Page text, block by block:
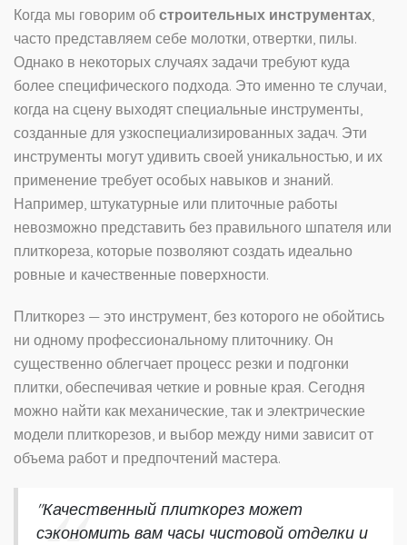
Когда мы говорим об строительных инструментах,
часто представляем себе молотки, отвертки, пилы.
Однако в некоторых случаях задачи требуют куда
более специфического подхода. Это именно те случаи,
когда на сцену выходят специальные инструменты,
созданные для узкоспециализированных задач. Эти
инструменты могут удивить своей уникальностью, и их
применение требует особых навыков и знаний.
Например, штукатурные или плиточные работы
невозможно представить без правильного шпателя или
плиткореза, которые позволяют создать идеально
ровные и качественные поверхности.
Плиткорез — это инструмент, без которого не обойтись
ни одному профессиональному плиточнику. Он
существенно облегчает процесс резки и подгонки
плитки, обеспечивая четкие и ровные края. Сегодня
можно найти как механические, так и электрические
модели плиткорезов, и выбор между ними зависит от
объема работ и предпочтений мастера.
"Качественный плиткорез может
сэкономить вам часы чистовой отделки и